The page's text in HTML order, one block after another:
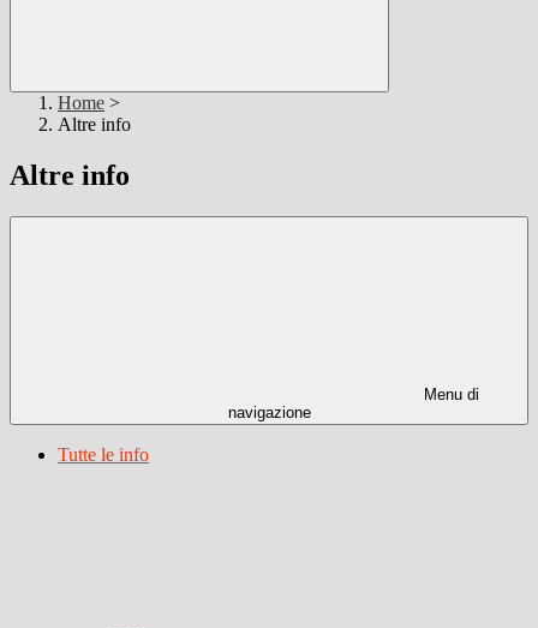
Home >
Altre info
Altre info
Menu di
navigazione
Tutte le info